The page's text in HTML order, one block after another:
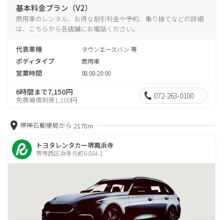
基本料金プラン（V2）
商用車のレンタル、お得な割引料金や予約、乗り捨てなどの詳細
は、こちらから各店舗にお電話ください。
代表車種 タウンエースバン 等
ボディタイプ 商用車
営業時間 08:00-20:00
6時間まで7,150円
免責補償制度1,100円 072-263-0100
堺神石郵便局から 2178m
トヨタレンタカー堺鳳浜寺
堺市西区浜寺元町6-864-1